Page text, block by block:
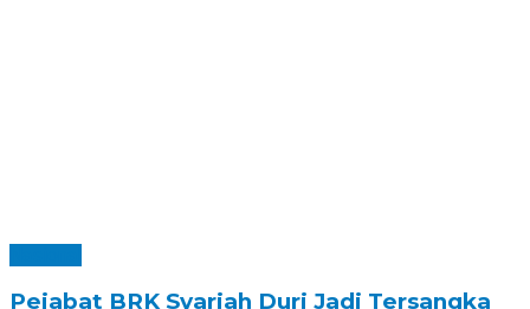
Pejabat BRK Syariah Duri Jadi Tersangka